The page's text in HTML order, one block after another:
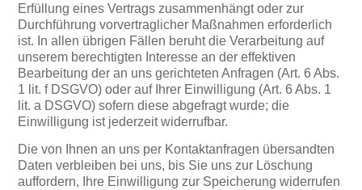
Erfüllung eines Vertrags zusammenhängt oder zur
Durchführung vorvertraglicher Maßnahmen erforderlich
ist. In allen übrigen Fällen beruht die Verarbeitung auf
unserem berechtigten Interesse an der effektiven
Bearbeitung der an uns gerichteten Anfragen (Art. 6 Abs.
1 lit. f DSGVO) oder auf Ihrer Einwilligung (Art. 6 Abs. 1
lit. a DSGVO) sofern diese abgefragt wurde; die
Einwilligung ist jederzeit widerrufbar.
Die von Ihnen an uns per Kontaktanfragen übersandten
Daten verbleiben bei uns, bis Sie uns zur Löschung
auffordern, Ihre Einwilligung zur Speicherung widerrufen